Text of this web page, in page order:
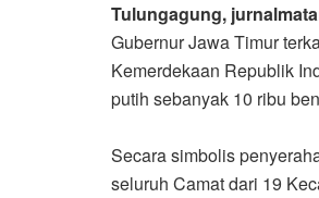
Tulungagung,
Gubernur Jawa Timur
Kemerdekaan Republik
putih sebanyak 10 ribu
Secara simbolis
seluruh Camat dari 19